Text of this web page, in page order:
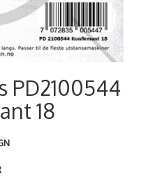
PD2100544
18